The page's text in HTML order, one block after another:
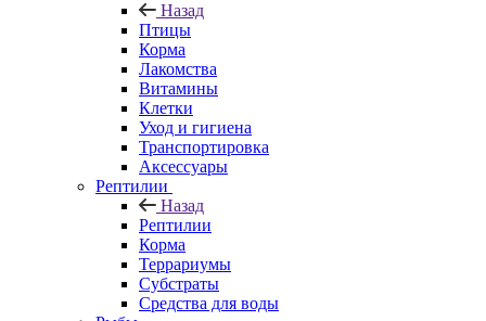
Назад
Птицы
Корма
Лакомства
Витамины
Клетки
Уход и гигиена
Транспортировка
Аксессуары
Рептилии
Назад
Рептилии
Корма
Террариумы
Субстраты
Средства для воды